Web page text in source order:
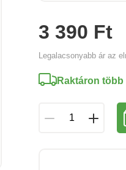
3 390 Ft
Legalacsonyabb ár az
Raktáron több